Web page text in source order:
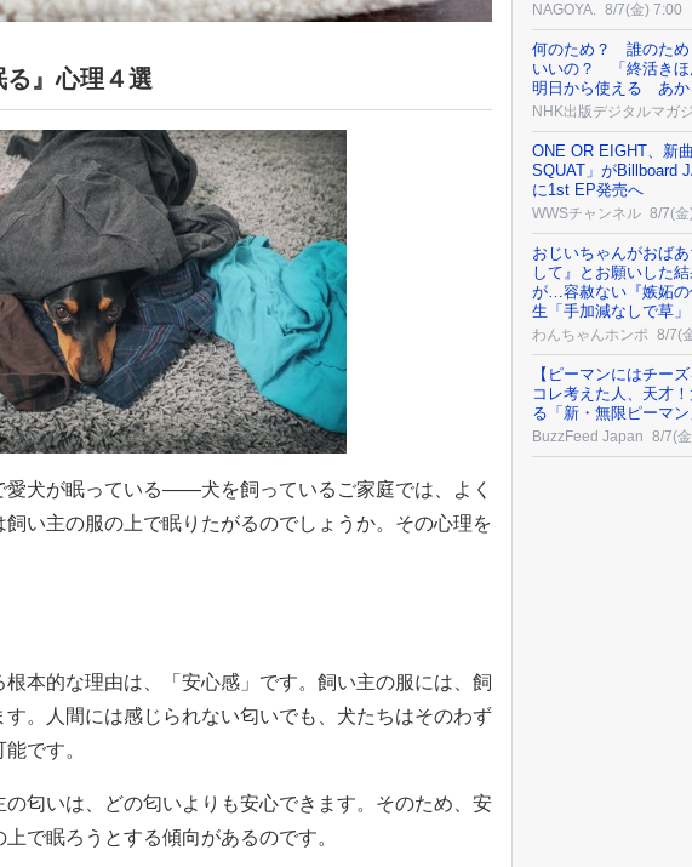
』心理４選
愛犬が眠っている——犬を飼っているご家庭では、よく
い主の服の上で眠りたがるのでしょうか。その心理を
本的な理由は、「安心感」です。飼い主の服には、飼
。人間には感じられない匂いでも、犬たちはそのわず
です。
匂いは、どの匂いよりも安心できます。そのため、安
で眠ろうとする傾向があるのです。
NAGOYA. 8/7(金) 7:00
何のため？ 誰のた
いいの？ 「終活きほ
明日から使える あか
NHK出版デジタルマガ
ONE OR EIGHT、新
SQUAT」がBillboard
に1st EP発売へ
WWSチャンネル 8/7(
おじいちゃんがおば
して』とお願いした
が…容赦ない『嫉妬の
生「手加減なしで草」
わんちゃんホンポ 8/7(
【ピーマンにはチー
コレ考えた人、天才
る「新・無限ピーマ
BuzzFeed Japan 8/7(